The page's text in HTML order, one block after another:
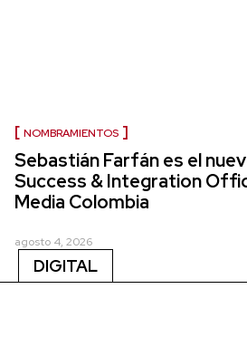
NOMBRAMIENTOS
Sebastián Farfán es el
Success & Integration
Media Colombia
agosto 4, 2026
DIGITAL